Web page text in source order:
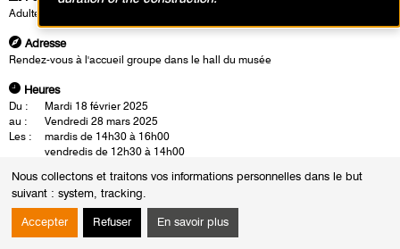
Nous collectons et traitons vos informations personnelles dans le but
suivant : system, tracking.
Accepter Refuser En savoir plus
Adultes
Adresse
Rendez-vous à l'accueil groupe dans le hall du musée
Heures
Du :
Mardi 18 février 2025
au :
Vendredi 28 mars 2025
Les :
mardis de 14h30 à 16h00
vendredis de 12h30 à 14h00
Les visites-conférences se déroulent en présence d'un conférencier du
musée. Cette rencontre est également l'occasion d'un échange autour